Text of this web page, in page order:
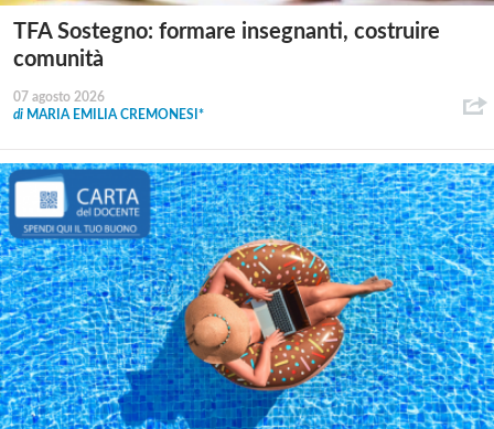
TFA Sostegno: formare insegnanti, costruire
comunità
07 agosto 2026
di MARIA EMILIA CREMONESI*